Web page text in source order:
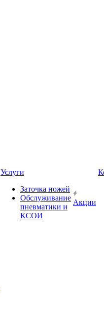
Услуги
Заточка ножей
Обслуживание
пневматики и
КСОИ
Акции